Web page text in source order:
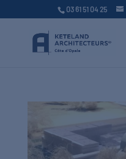
03 61 51 04 25